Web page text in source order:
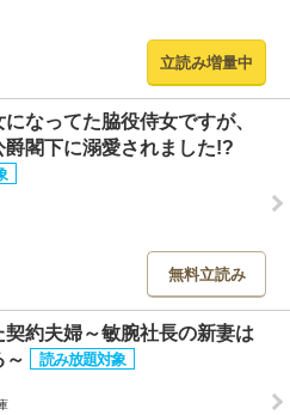
立読み増量中
なってた脇役侍女ですが、
爵閣下に溺愛されました!?
無料立読み
契約夫婦～敏腕社長の新妻は
～